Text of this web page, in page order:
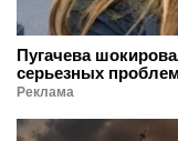
Пугачева
серьезных
Реклама